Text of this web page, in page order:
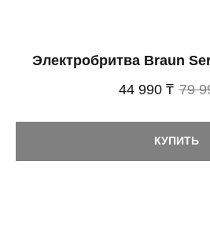
Электробритва Braun
44 990 ₸ 79
КУПИТЬ